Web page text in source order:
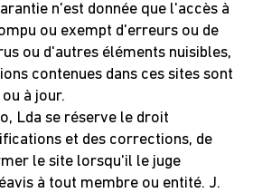
n'est donnée que l'accès à
ou exempt d'erreurs ou de
ou d'autres éléments nuisibles,
contenues dans ces sites sont
à jour.
Lda se réserve le droit
et des corrections, de
le site lorsqu'il le juge
à tout membre ou entité. J.